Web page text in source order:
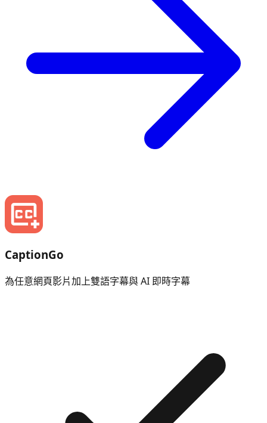
CaptionGo
為任意網頁影片加上雙語字幕與 AI 即時字幕